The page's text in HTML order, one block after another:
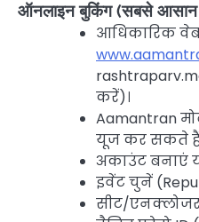
ऑनलाइन बुकिंग (सबसे आसान
आधिकारिक
करें)।
Aamantran
यूज कर सकते
अकाउंट बनाएं
इवेंट चुनें
सीट/